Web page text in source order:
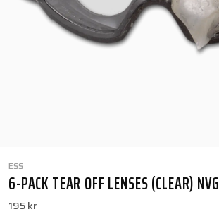
ESS
6-PACK TEAR OFF LENSES (CLEAR) NVG
195 kr